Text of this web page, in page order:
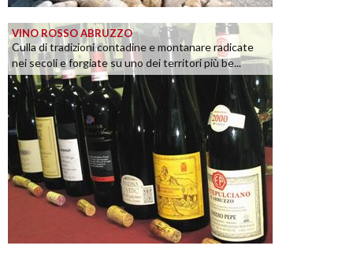
VINO ROSSO ABRUZZO
Culla di tradizioni contadine e montanare radicate
nei secoli e forgiate su uno dei territori più be...